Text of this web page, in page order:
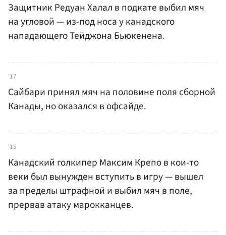
Защитник Редуан Халал в подкате выбил мяч
на угловой — из-под носа у канадского
нападающего Тейджона Бьюкенена.
'17
Сайбари принял мяч на половине поля сборной
Канады, но оказался в офсайде.
'15
Канадский голкипер Максим Крепо в кои-то
веки был вынужден вступить в игру — вышел
за пределы штрафной и выбил мяч в поле,
прервав атаку марокканцев.